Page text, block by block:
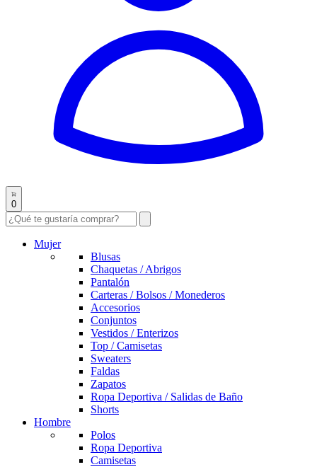
0
Mujer
Blusas
Chaquetas / Abrigos
Pantalón
Carteras / Bolsos / Monederos
Accesorios
Conjuntos
Vestidos / Enterizos
Top / Camisetas
Sweaters
Faldas
Zapatos
Ropa Deportiva / Salidas de Baño
Shorts
Hombre
Polos
Ropa Deportiva
Camisetas